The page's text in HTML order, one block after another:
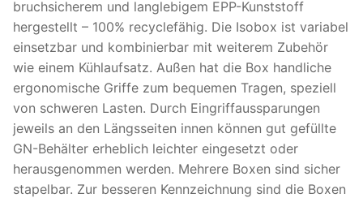
bruchsicherem und langlebigem EPP-Kunststoff
hergestellt – 100% recyclefähig. Die Isobox ist variabel
einsetzbar und kombinierbar mit weiterem Zubehör
wie einem Kühlaufsatz. Außen hat die Box handliche
ergonomische Griffe zum bequemen Tragen, speziell
von schweren Lasten. Durch Eingriffaussparungen
jeweils an den Längsseiten innen können gut gefüllte
GN-Behälter erheblich leichter eingesetzt oder
herausgenommen werden. Mehrere Boxen sind sicher
stapelbar. Zur besseren Kennzeichnung sind die Boxen